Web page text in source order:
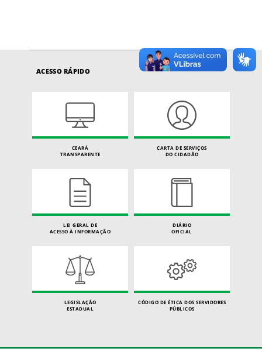
ACESSO RÁPIDO
CEARÁ
TRANSPARENTE
CARTA DE SERVIÇOS
DO CIDADÃO
LEI GERAL DE
ACESSO À INFORMAÇÃO
DIÁRIO
OFICIAL
LEGISLAÇÃO
ESTADUAL
CÓDIGO DE ÉTICA DOS SERVIDORES
PÚBLICOS